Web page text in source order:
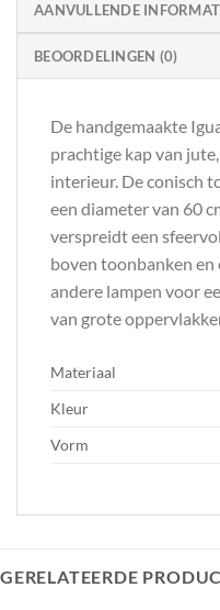
AANVULLENDE
BEOORDELINGEN (0)
De handgemaakte
prachtige kap van
interieur. De conisch
een diameter van 60
verspreidt een
boven toonbanken
andere lampen voor
van grote
Materiaal
Kleur
Vorm
GERELATEERDE